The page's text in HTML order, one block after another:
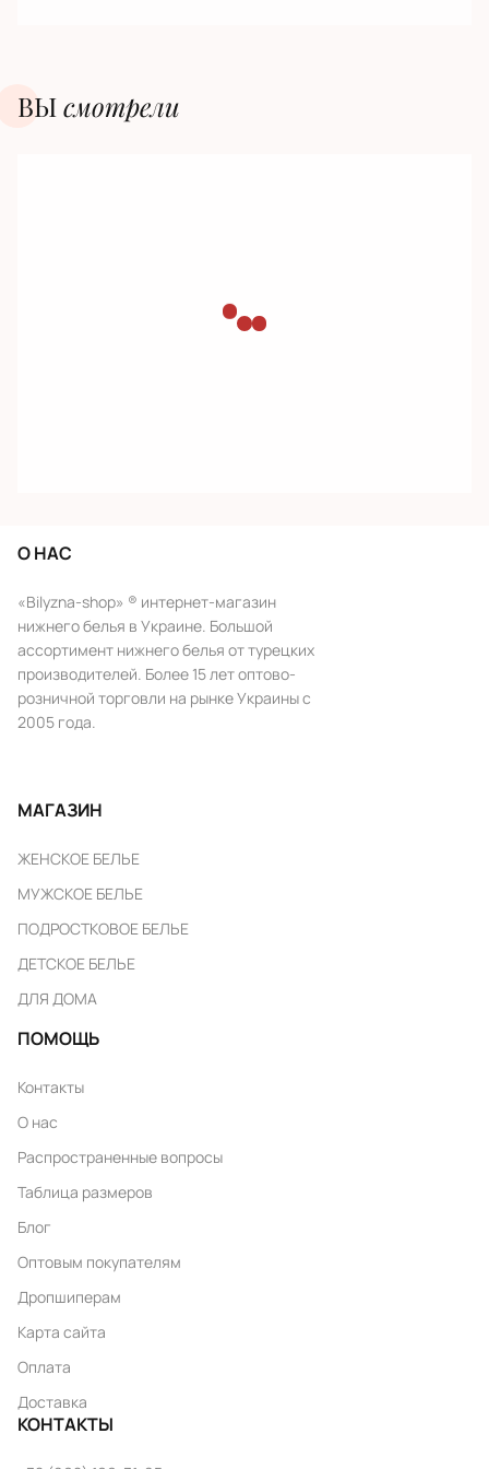
ВЫсмотрели
О НАС
«Bilyzna-shop» ® интернет-магазин
нижнего белья в Украине. Большой
ассортимент нижнего белья от турецких
производителей. Более 15 лет оптово-
розничной торговли на рынке Украины с
2005 года.
МАГАЗИН
ЖЕНСКОЕ БЕЛЬЕ
МУЖСКОЕ БЕЛЬЕ
ПОДРОСТКОВОЕ БЕЛЬЕ
ДЕТСКОЕ БЕЛЬЕ
ДЛЯ ДОМА
ПОМОЩЬ
Контакты
О нас
Распространенные вопросы
Таблица размеров
Блог
Оптовым покупателям
Дропшиперам
Карта сайта
Оплата
Доставка
КОНТАКТЫ